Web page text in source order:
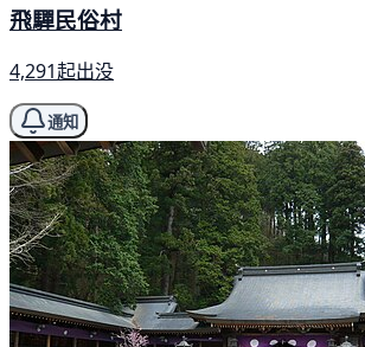
飛驒民俗村
4,291起出没
通知